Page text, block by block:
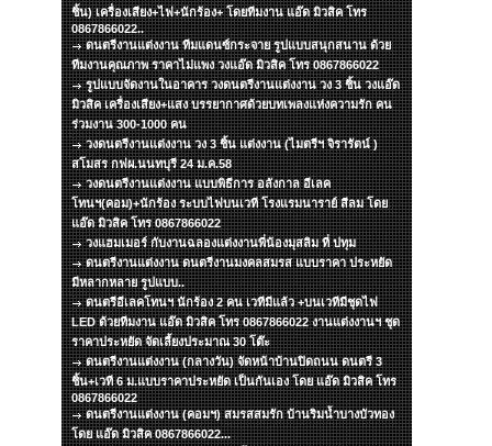
ชิ้น) เครื่องเสียง+ไฟ+นักร้อง+ โดยทีมงาน แอ๊ด มิวสิค โทร
0867866022..
ดนตรีงานแต่งงาน ทีมแดนซ์กระจาย รูปแบบสนุกสนาน ด้วย
ทีมงานคุณภาพ ราคาไม่แพง วงแอ๊ด มิวสิค โทร 0867866022
รูปแบบจัดงานในอาคาร วงดนตรีงานแต่งงาน วง 3 ชิ้น วงแอ๊ด
มิวสิค เครื่องเสียง+แสง บรรยากาศด้วยบทเพลงแห่งความรัก คน
ร่วมงาน 300-1000 คน
วงดนตรีงานแต่งงาน วง 3 ชิ้น แต่งงาน (ไมตรีฯ จิรารัตน์ )
สโมสร กฟผ.นนทบุรี 24 ม.ค.58
วงดนตรีงานแต่งงาน แบบพิธีการ อลังกาล อีเลค
โทนฯ(คอม)+นักร้อง ระบบไฟบนเวที โรงแรมนาราย์ สีลม โดย
แอ๊ด มิวสิค โทร 0867866022
วงแฮมเมอร์ กับงานฉลองแต่งงานพี่น้องมุสลิม ที่ ปทุม
ดนตรีงานแต่งงาน ดนตรีงานมงคลสมรส แบบราคา ประหยัด
มีหลากหลาย รูปแบบ..
ดนตรีอีเลคโทนฯ นักร้อง 2 คน เวทีมีแล้ว +บนเวทีมีชุดไฟ
LED ด้วยทีมงาน แอ๊ด มิวสิค โทร 0867866022 งานแต่งงานฯ ชุด
ราคาประหยัด จัดเลี้ยงประมาณ 30 โต๊ะ
ดนตรีงานแต่งงาน (กลางวัน) จัดหน้าบ้านปิดถนน ดนตรี 3
ชิ้น+เวที 6 ม.แบบราคาประหยัด เป็นกันเอง โดย แอ๊ด มิวสิค โทร
0867866022
ดนตรีงานแต่งงาน (คอมฯ) สมรสสมรัก บ้านริมน้ำบางบัวทอง
โดย แอ๊ด มิวสิค 0867866022...